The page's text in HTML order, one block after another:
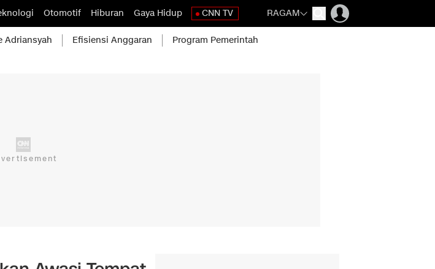
Otomotif Hiburan Gaya Hidup CNN TV RAGAM
Adriansyah Efisiensi Anggaran Program Pemerintah